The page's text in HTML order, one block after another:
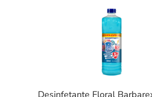
Desinfetante Floral